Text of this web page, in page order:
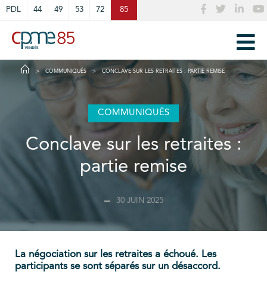
PDL 44 49 53 72 85
COMMUNIQUÉS CONCLAVE SUR LES RETRAITES : PARTIE REMISE
COMMUNIQUÉS
Conclave sur les retraites :
partie remise
30 JUIN 2025
La négociation sur les retraites a échoué. Les
participants se sont séparés sur un désaccord.
Cookies management panel